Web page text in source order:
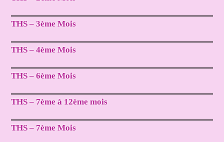
THS – 3ème Mois
THS – 4ème Mois
THS – 6ème Mois
THS – 7ème à 12ème mois
THS – 7ème Mois